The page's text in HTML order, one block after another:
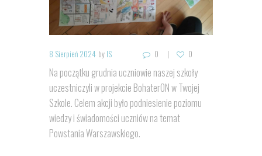
8 Sierpień 2024 by IS 0 0
Na początku grudnia uczniowie naszej szkoły
uczestniczyli w projekcie BohaterON w Twojej
Szkole. Celem akcji było podniesienie poziomu
wiedzy i świadomości uczniów na temat
Powstania Warszawskiego.